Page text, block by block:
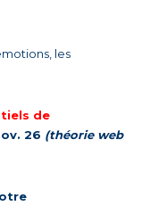
les
de
26 (théorie web